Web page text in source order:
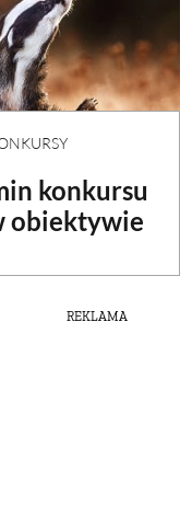
konkursu
obiektywie
REKLAMA